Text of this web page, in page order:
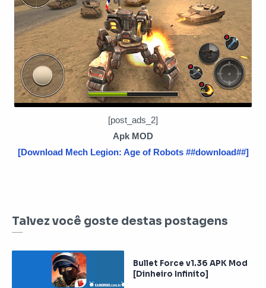
[post_ads_2]
Apk MOD
[Download Mech Legion: Age of Robots ##download##]
Talvez você goste destas postagens
Bullet Force v1.36 APK Mod
[Dinheiro Infinito]